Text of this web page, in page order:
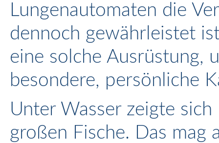
Lungenautomaten die
dennoch gewährleistet
eine solche Ausrüstung,
besondere, persönliche
Unter Wasser zeigte
großen Fische. Das mag